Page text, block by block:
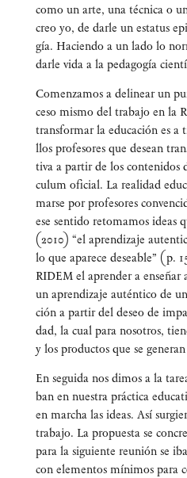
como un arte, una téc­ni­ca o
creo yo, de dar­le un esta­tus
gía. Hacien­do a un lado lo
dar­le vida a la peda­go­gía
Comen­za­mos a deli­near un
ce­so mis­mo del tra­ba­jo en la
trans­for­mar la edu­ca­ción es a
llos pro­fe­so­res que desean
ti­va a par­tir de los con­te­ni­dos
cu­lum ofi­cial. La reali­dad
mar­se por pro­fe­so­res
ese sen­ti­do reto­ma­mos ideas
(2010) “el apren­di­za­je
lo que apa­re­ce desea­ble” (p.
RIDEM el apren­der a ense­ñar
un apren­di­za­je autén­ti­co de
ción a par­tir del deseo de
dad, la cual para noso­tros,
y los pro­duc­tos que se
En segui­da nos dimos a la
ban en nues­tra prác­ti­ca
en mar­cha las ideas. Así
tra­ba­jo. La pro­pues­ta se
para la siguien­te reu­nión se
con ele­men­tos míni­mos para